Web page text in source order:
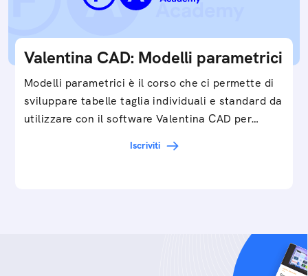
Valentina CAD: Modelli parametrici
Modelli parametrici è il corso che ci permette di
sviluppare tabelle taglia individuali e standard da
utilizzare con il software Valentina CAD per…
Iscriviti